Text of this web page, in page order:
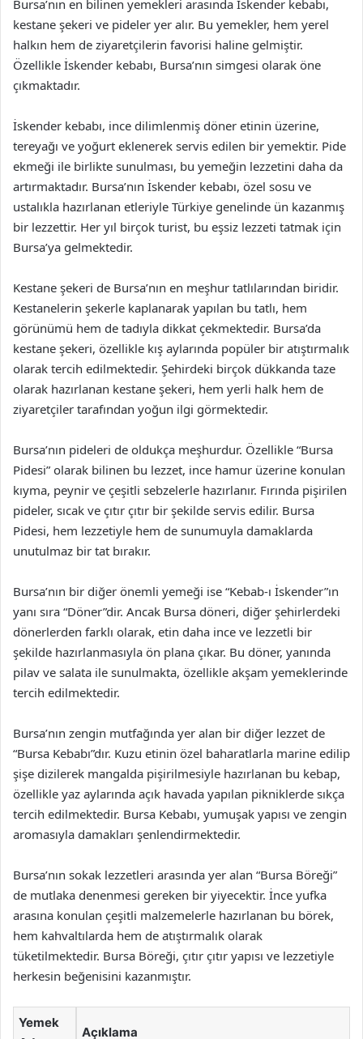
Bursa’nın en bilinen yemekleri arasında İskender kebabı,
kestane şekeri ve pideler yer alır. Bu yemekler, hem yerel
halkın hem de ziyaretçilerin favorisi haline gelmiştir.
Özellikle İskender kebabı, Bursa’nın simgesi olarak öne
çıkmaktadır.
İskender kebabı, ince dilimlenmiş döner etinin üzerine,
tereyağı ve yoğurt eklenerek servis edilen bir yemektir. Pide
ekmeği ile birlikte sunulması, bu yemeğin lezzetini daha da
artırmaktadır. Bursa’nın İskender kebabı, özel sosu ve
ustalıkla hazırlanan etleriyle Türkiye genelinde ün kazanmış
bir lezzettir. Her yıl birçok turist, bu eşsiz lezzeti tatmak için
Bursa’ya gelmektedir.
Kestane şekeri de Bursa’nın en meşhur tatlılarından biridir.
Kestanelerin şekerle kaplanarak yapılan bu tatlı, hem
görünümü hem de tadıyla dikkat çekmektedir. Bursa’da
kestane şekeri, özellikle kış aylarında popüler bir atıştırmalık
olarak tercih edilmektedir. Şehirdeki birçok dükkanda taze
olarak hazırlanan kestane şekeri, hem yerli halk hem de
ziyaretçiler tarafından yoğun ilgi görmektedir.
Bursa’nın pideleri de oldukça meşhurdur. Özellikle “Bursa
Pidesi” olarak bilinen bu lezzet, ince hamur üzerine konulan
kıyma, peynir ve çeşitli sebzelerle hazırlanır. Fırında pişirilen
pideler, sıcak ve çıtır çıtır bir şekilde servis edilir. Bursa
Pidesi, hem lezzetiyle hem de sunumuyla damaklarda
unutulmaz bir tat bırakır.
Bursa’nın bir diğer önemli yemeği ise “Kebab-ı İskender”ın
yanı sıra “Döner”dir. Ancak Bursa döneri, diğer şehirlerdeki
dönerlerden farklı olarak, etin daha ince ve lezzetli bir
şekilde hazırlanmasıyla ön plana çıkar. Bu döner, yanında
pilav ve salata ile sunulmakta, özellikle akşam yemeklerinde
tercih edilmektedir.
Bursa’nın zengin mutfağında yer alan bir diğer lezzet de
“Bursa Kebabı”dır. Kuzu etinin özel baharatlarla marine edilip
şişe dizilerek mangalda pişirilmesiyle hazırlanan bu kebap,
özellikle yaz aylarında açık havada yapılan pikniklerde sıkça
tercih edilmektedir. Bursa Kebabı, yumuşak yapısı ve zengin
aromasıyla damakları şenlendirmektedir.
Bursa’nın sokak lezzetleri arasında yer alan “Bursa Böreği”
de mutlaka denenmesi gereken bir yiyecektir. İnce yufka
arasına konulan çeşitli malzemelerle hazırlanan bu börek,
hem kahvaltılarda hem de atıştırmalık olarak
tüketilmektedir. Bursa Böreği, çıtır çıtır yapısı ve lezzetiyle
herkesin beğenisini kazanmıştır.
Yemek
Açıklama